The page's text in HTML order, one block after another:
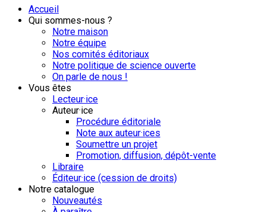
Accueil
Qui sommes-nous ?
Notre maison
Notre équipe
Nos comités éditoriaux
Notre politique de science ouverte
On parle de nous !
Vous êtes
Lecteur·ice
Auteur·ice
Procédure éditoriale
Note aux auteur·ices
Soumettre un projet
Promotion, diffusion, dépôt-vente
Libraire
Éditeur·ice (cession de droits)
Notre catalogue
Nouveautés